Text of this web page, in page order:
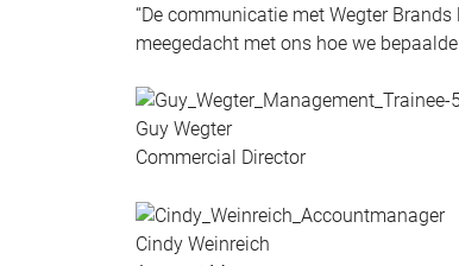
“De communicatie met Wegter
meegedacht met ons hoe we
Guy Wegter
Commercial Director
Cindy Weinreich